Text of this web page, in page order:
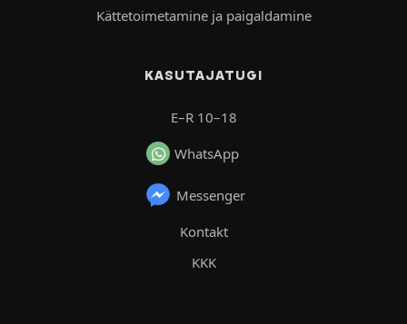
Kättetoimetamine ja paigaldamine
KASUTAJATUGI
E–R 10–18
WhatsApp
Messenger
Kontakt
KKK